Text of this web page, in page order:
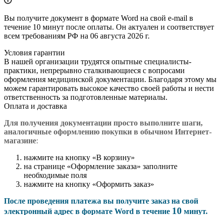
Вы получите документ в формате Word на свой e-mail в
течение 10 минут после оплаты. Он актуален и соответствует
всем требованиям РФ на 06 августа 2026 г.
Условия гарантии
В нашей организации трудятся опытные специалисты-
практики, непрерывно сталкивающиеся с вопросами
оформления медицинской документации. Благодаря этому мы
можем гарантировать высокое качество своей работы и нести
ответственность за подготовленные материалы.
Оплата и доставка
Для получения документации просто выполните шаги,
аналогичные оформлению покупки в обычном Интернет-
магазине:
нажмите на кнопку «В корзину»
на странице «Оформление заказа» заполните
необходимые поля
нажмите на кнопку «Оформить заказ»
После проведения платежа вы получите заказ на свой
электронный адрес в формате Word в течение 10 минут.